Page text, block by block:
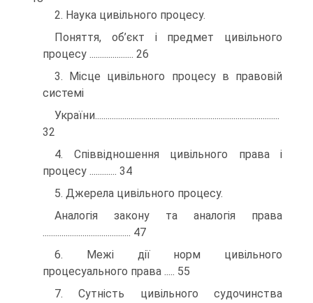
2. Наука цивільного процесу.
Поняття, об’єкт і предмет цивільного
процесу ..................... 26
3. Місце цивільного процесу в правовій
системі
України........................................................................................
32
4. Співвідношення цивільного права і
процесу ............. 34
5. Джерела цивільного процесу.
Аналогія закону та аналогія права
.......................................... 47
6. Межі дії норм цивільного
процесуального права ..... 55
7. Сутність цивільного судочинства